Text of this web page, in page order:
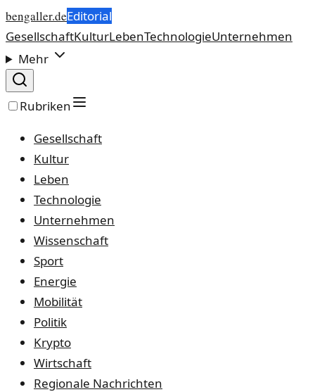
bengaller.deEditorial
GesellschaftKulturLebenTechnologieUnternehmen
Mehr
Rubriken
Gesellschaft
Kultur
Leben
Technologie
Unternehmen
Wissenschaft
Sport
Energie
Mobilität
Politik
Krypto
Wirtschaft
Regionale Nachrichten